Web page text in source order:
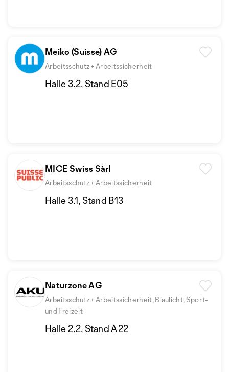
Meiko (Suisse) AG
Arbeitsschutz + Arbeitssicherheit
Halle 3.2, Stand E05
MICE Swiss Sàrl
Arbeitsschutz + Arbeitssicherheit
Halle 3.1, Stand B13
Naturzone AG
Arbeitsschutz + Arbeitssicherheit, Blaulicht, Sport-
und Freizeit
Halle 2.2, Stand A22